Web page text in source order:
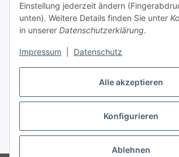
Alle akzeptieren
Konfigurieren
Ablehnen
Einstellung jederzeit ändern
unten). Weitere Details finden Sie unter
in unserer Datenschutzerklärung.
Impressum Datenschutz
Sonstiges
* Alle Preise inkl. gesetzlicher USt., zzgl.Versand